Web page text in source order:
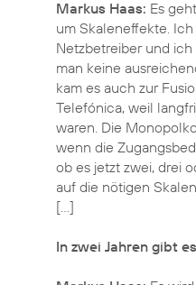
Markus Haas: Es
um Skaleneffekte.
Netzbetreiber und
man keine
kam es auch zur
Telefónica, weil
waren. Die
wenn die
ob es jetzt zwei, drei
auf die nötigen
[…]
In zwei Jahren gibt